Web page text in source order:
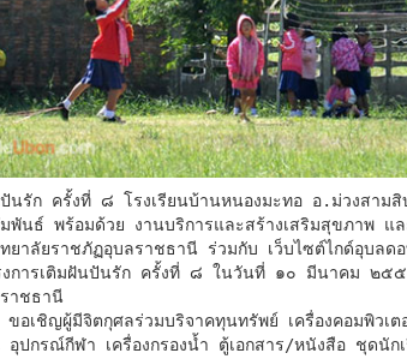
ยาลัยราชภัฏอุบลราชธานี ร่วมกับ เว็บไซต์ไกด์อุบล
งการเติมฝันปันรัก ครั้งที่ ๘ ในวันที่ ๑๐ มีนาคม ๒๕
าชธานี
อุปกรณ์กีฬา เครื่องกรองน้ำ ตู้เอกสาร/หนังสือ ชุดนั